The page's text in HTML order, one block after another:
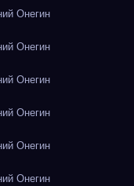
Онегин
Онегин
Онегин
Онегин
Онегин
Онегин